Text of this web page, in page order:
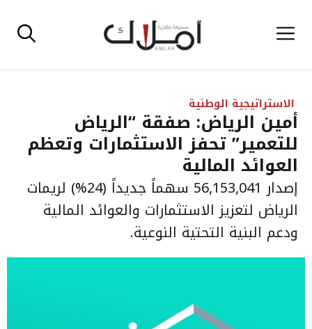
إلى القائمة
الاستراتيجية الوطنية
أمين الرياض: صفقة “الرياض
للتعمير” تحفز الاستثمارات وتعظم
العوائد المالية
إصدار 56,153,041 سهماً جديداً (24%) لريمات
الرياض لتعزيز الاستثمارات والعوائد المالية
ودعم البنية التحتية النوعية.